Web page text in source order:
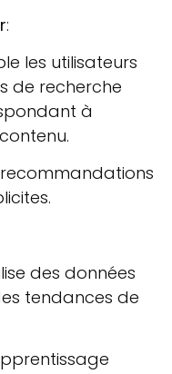
:
les utilisateurs
de recherche
à
des données
tendances de